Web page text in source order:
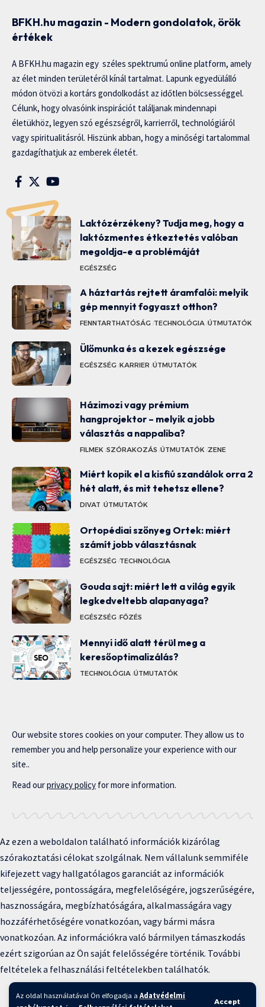
Az oldal használatával Ön elfogadja a Adatvédelmi
Accept
BFKH.hu magazin - Modern gondolatok, örök
értékek
A BFKH.hu magazin egy széles spektrumú online platform, amely
az élet minden területéről kínál tartalmat. Lapunk egyedülálló
módon ötvözi a kortárs gondolkodást az időtlen bölcsességgel.
Célunk, hogy olvasóink inspirációt találjanak mindennapi
életükhöz, legyen szó egészségről, karrierről, technológiáról
vagy spiritualitásról. Hiszünk abban, hogy a minőségi tartalommal
gazdagíthatjuk az emberek életét.
Laktózérzékeny? Tudja meg, hogy a
laktózmentes étkeztetés valóban
megoldja-e a problémáját
EGÉSZSÉG
A háztartás rejtett áramfalói: melyik
gép mennyit fogyaszt otthon?
FENNTARTHATÓSÁG TECHNOLÓGIA ÚTMUTATÓK
Ülőmunka és a kezek egészsége
EGÉSZSÉG KARRIER ÚTMUTATÓK
Házimozi vagy prémium
hangprojektor – melyik a jobb
választás a nappaliba?
FILMEK SZÓRAKOZÁS ÚTMUTATÓK ZENE
Miért kopik el a kisfiú szandálok orra 2
hét alatt, és mit tehetsz ellene?
DIVAT ÚTMUTATÓK
Ortopédiai szőnyeg Ortek: miért
számít jobb választásnak
EGÉSZSÉG TECHNOLÓGIA
Gouda sajt: miért lett a világ egyik
legkedveltebb alapanyaga?
EGÉSZSÉG FŐZÉS
Mennyi idő alatt térül meg a
keresőoptimalizálás?
TECHNOLÓGIA ÚTMUTATÓK
Our website stores cookies on your computer. They allow us to
remember you and help personalize your experience with our
site..
Read ourprivacy policy for more information.
Az ezen a weboldalon található információk kizárólag
szórakoztatási célokat szolgálnak. Nem vállalunk semmiféle
kifejezett vagy hallgatólagos garanciát az információk
teljességére, pontosságára, megfelelőségére, jogszerűségére,
hasznosságára, megbízhatóságára, alkalmasságára vagy
hozzáférhetőségére vonatkozóan, vagy bármi másra
vonatkozóan. Az információkra való bármilyen támaszkodás
ezért szigorúan az Ön saját felelősségére történik. További
feltételek a felhasználási feltételekben találhatók.
Copyright © 2025 BFKH.hu